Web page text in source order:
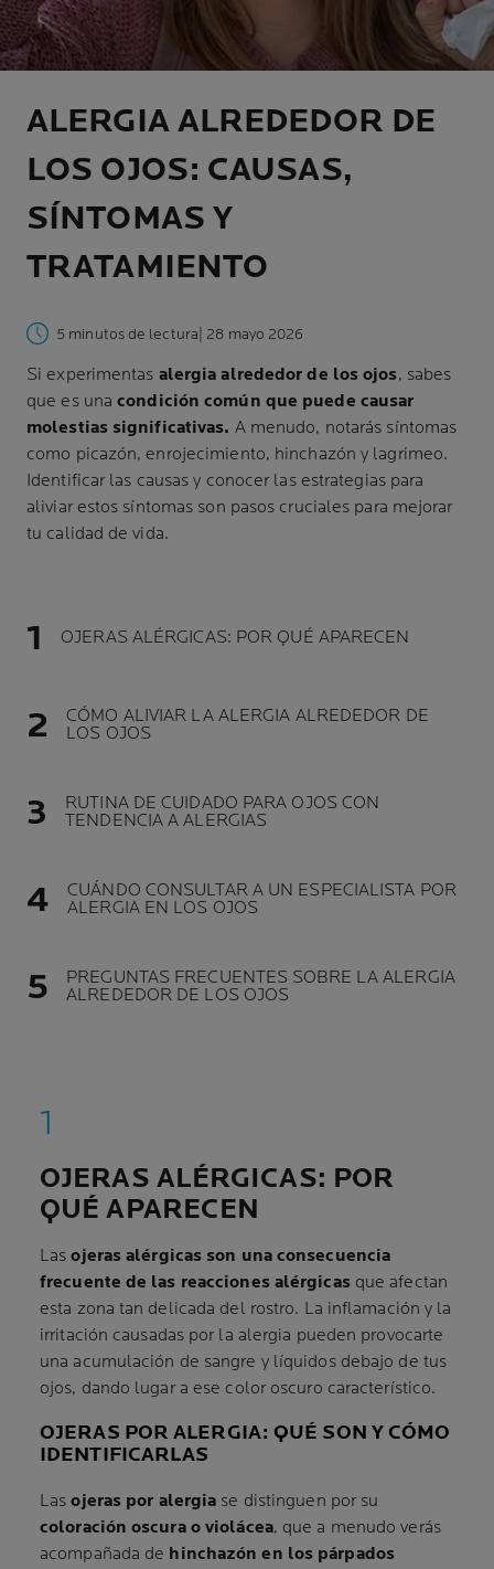
ALERGIA ALREDEDOR DE
LOS OJOS: CAUSAS,
SÍNTOMAS Y
TRATAMIENTO
5 minutos de lectura | 28 mayo 2026
Si experimentas alergia alrededor de los ojos, sabes
que es unacondición común que puede causar
molestias significativas. A menudo, notarás síntomas
como picazón, enrojecimiento, hinchazón y lagrimeo.
Identificar las causas y conocer las estrategias para
aliviar estos síntomas son pasos cruciales para mejorar
tu calidad de vida.
OJERAS ALÉRGICAS: POR QUÉ APARECEN
CÓMO ALIVIAR LA ALERGIA ALREDEDOR DE
LOS OJOS
RUTINA DE CUIDADO PARA OJOS CON
TENDENCIA A ALERGIAS
CUÁNDO CONSULTAR A UN ESPECIALISTA POR
ALERGIA EN LOS OJOS
PREGUNTAS FRECUENTES SOBRE LA ALERGIA
ALREDEDOR DE LOS OJOS
OJERAS ALÉRGICAS: POR
QUÉ APARECEN
Lasojeras alérgicas son una consecuencia
frecuente de las reacciones alérgicasque afectan
esta zona tan delicada del rostro. La inflamación y la
irritación causadas por la alergia pueden provocarte
una acumulación de sangre y líquidos debajo de tus
ojos, dando lugar a ese color oscuro característico.
OJERAS POR ALERGIA: QUÉ SON Y CÓMO
IDENTIFICARLAS
Lasojeras por alergia se distinguen por su
coloración oscura o violácea, que a menudo verás
acompañada de hinchazón en los párpados